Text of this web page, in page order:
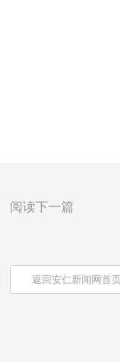
阅读下一篇
返回安仁新闻网首页